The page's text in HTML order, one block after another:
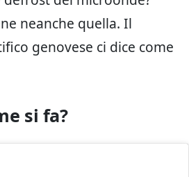
neanche quella. Il
genovese ci dice come
si fa?